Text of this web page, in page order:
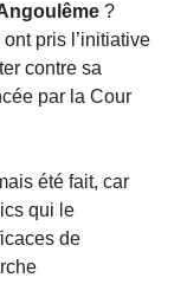
?
pris l’initiative
contre sa
par la Cour
été fait, car
qui le
de